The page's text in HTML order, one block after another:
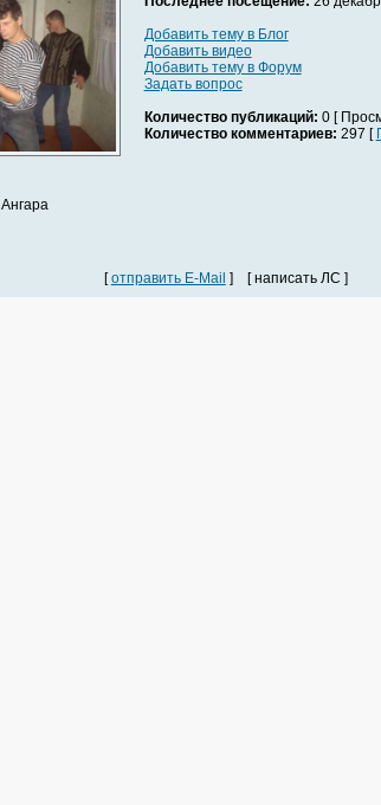
Добавить тему в Блог
Добавить видео
Добавить тему в Форум
Задать вопрос
Количество публикаций: 0 [
Количество комментариев: 297 [
Ангара
[отправить E-Mail ] [ написать ЛС ]